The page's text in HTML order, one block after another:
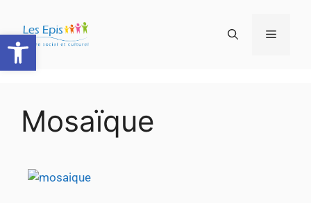
Ouvrir la barre d’outils
Mosaïque